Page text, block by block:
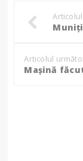
Articolul